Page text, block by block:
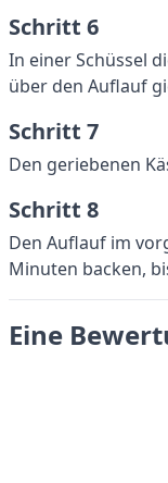
Schritt 6
In einer Schüssel
über den Auflauf
Schritt 7
Den geriebenen
Schritt 8
Den Auflauf im
Minuten backen,
Eine